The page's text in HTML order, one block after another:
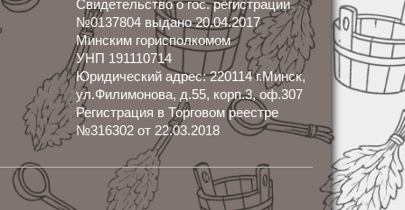
Свидетельство о гос. регистрации
№0137804 выдано 20.04.2017
Минским горисполкомом
УНП 191110714
Юридический адрес: 220114 г.Минск,
ул.Филимонова, д.55, корп.3, оф.307
Регистрация в Торговом реестре
№316302 от 22.03.2018